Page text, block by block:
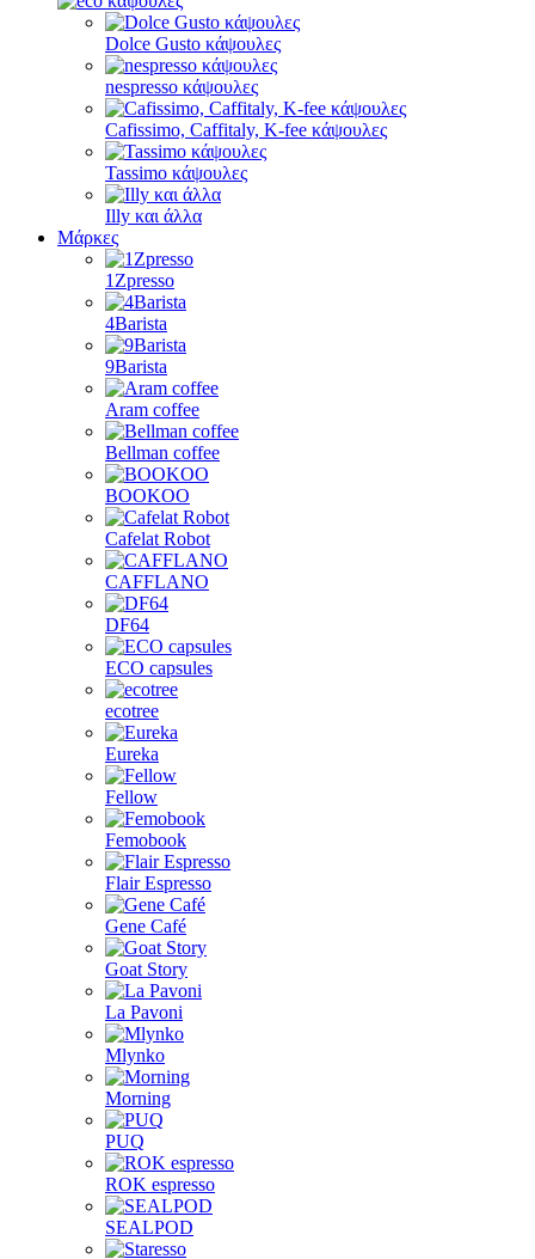
Dolce Gusto κάψουλες
nespresso κάψουλες
Cafissimo, Caffitaly, K-fee κάψουλες
Tassimo κάψουλες
Illy και άλλα
Μάρκες
1Zpresso
4Barista
9Barista
Aram coffee
Bellman coffee
BOOKOO
Cafelat Robot
CAFFLANO
DF64
ECO capsules
ecotree
Eureka
Fellow
Femobook
Flair Espresso
Gene Café
Goat Story
La Pavoni
Mlynko
Morning
PUQ
ROK espresso
SEALPOD